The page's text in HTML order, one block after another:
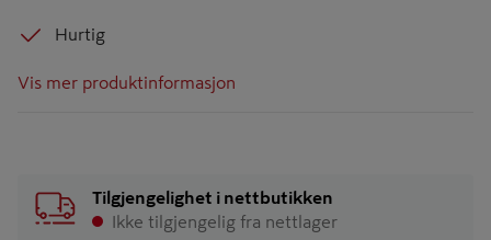
Hurtig
Vis mer produktinformasjon
Tilgjengelighet i nettbutikken
Ikke tilgjengelig fra nettlager